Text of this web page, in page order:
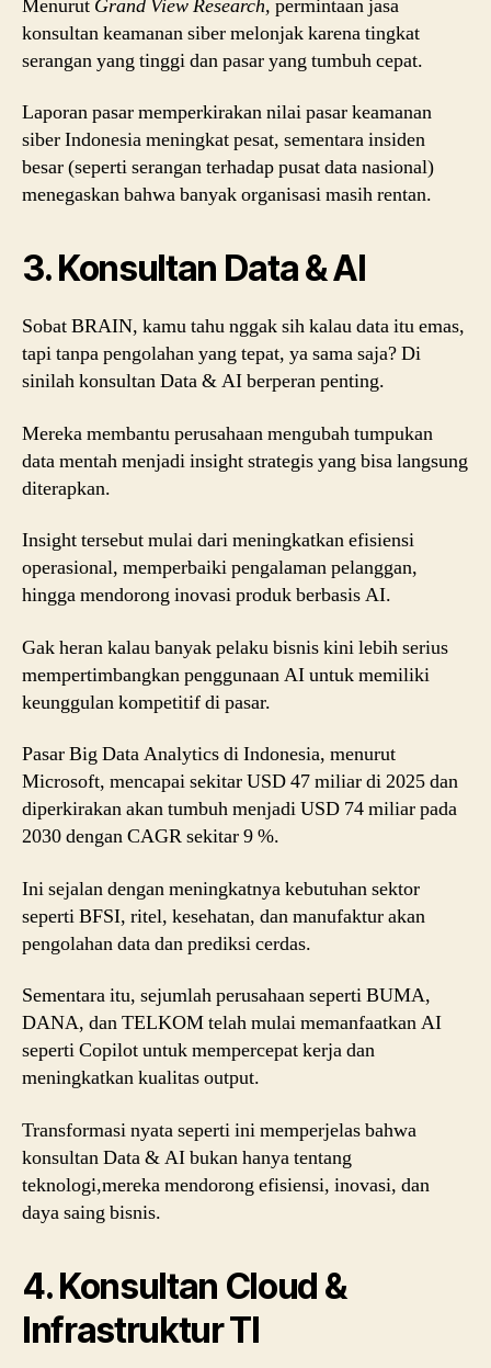
Menurut Grand View Research, permintaan jasa
konsultan keamanan siber melonjak karena tingkat
serangan yang tinggi dan pasar yang tumbuh cepat.
Laporan pasar memperkirakan nilai pasar keamanan
siber Indonesia meningkat pesat, sementara insiden
besar (seperti serangan terhadap pusat data nasional)
menegaskan bahwa banyak organisasi masih rentan.
3. Konsultan Data & AI
Sobat BRAIN, kamu tahu nggak sih kalau data itu emas,
tapi tanpa pengolahan yang tepat, ya sama saja? Di
sinilah konsultan Data & AI berperan penting.
Mereka membantu perusahaan mengubah tumpukan
data mentah menjadi insight strategis yang bisa langsung
diterapkan.
Insight tersebut mulai dari meningkatkan efisiensi
operasional, memperbaiki pengalaman pelanggan,
hingga mendorong inovasi produk berbasis AI.
Gak heran kalau banyak pelaku bisnis kini lebih serius
mempertimbangkan penggunaan AI untuk memiliki
keunggulan kompetitif di pasar.
Pasar Big Data Analytics di Indonesia, menurut
Microsoft, mencapai sekitar USD 47 miliar di 2025 dan
diperkirakan akan tumbuh menjadi USD 74 miliar pada
2030 dengan CAGR sekitar 9 %.
Ini sejalan dengan meningkatnya kebutuhan sektor
seperti BFSI, ritel, kesehatan, dan manufaktur akan
pengolahan data dan prediksi cerdas.
Sementara itu, sejumlah perusahaan seperti BUMA,
DANA, dan TELKOM telah mulai memanfaatkan AI
seperti Copilot untuk mempercepat kerja dan
meningkatkan kualitas output.
Transformasi nyata seperti ini memperjelas bahwa
konsultan Data & AI bukan hanya tentang
teknologi,mereka mendorong efisiensi, inovasi, dan
daya saing bisnis.
4. Konsultan Cloud &
Infrastruktur TI